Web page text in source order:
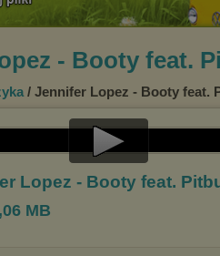
- Booty feat.
/ Jennifer Lopez - Booty feat.
Play
Lopez - Booty feat.
MB